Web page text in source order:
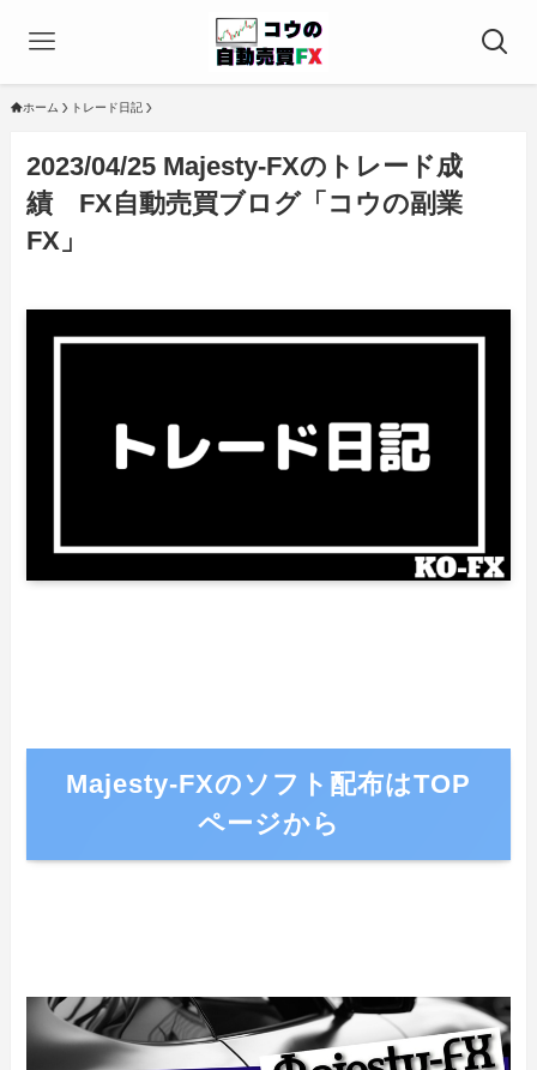
ホーム トレード日記
2023/04/25 Majesty-FXのトレード成
績 FX自動売買ブログ「コウの副業
FX」
Majesty-FXのソフト配布はTOP
ページから